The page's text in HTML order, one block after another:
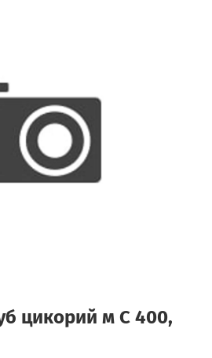
цикорий м С 400,